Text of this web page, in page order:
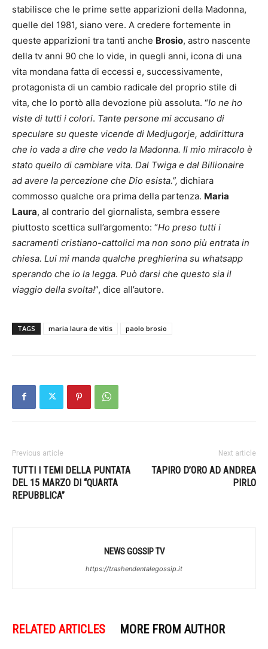
stabilisce che le prime sette apparizioni della Madonna,
quelle del 1981, siano vere. A credere fortemente in
queste apparizioni tra tanti anche Brosio, astro nascente
della tv anni 90 che lo vide, in quegli anni, icona di una
vita mondana fatta di eccessi e, successivamente,
protagonista di un cambio radicale del proprio stile di
vita, che lo portò alla devozione più assoluta. “Io ne ho
viste di tutti i colori. Tante persone mi accusano di
speculare su queste vicende di Medjugorje, addirittura
che io vada a dire che vedo la Madonna. Il mio miracolo è
stato quello di cambiare vita. Dal Twiga e dal Billionaire
ad avere la percezione che Dio esista.”, dichiara
commosso qualche ora prima della partenza. Maria
Laura, al contrario del giornalista, sembra essere
piuttosto scettica sull’argomento: “Ho preso tutti i
sacramenti cristiano-cattolici ma non sono più entrata in
chiesa. Lui mi manda qualche preghierina su whatsapp
sperando che io la legga. Può darsi che questo sia il
viaggio della svolta!”, dice all’autore.
TAGS maria laura de vitis paolo brosio
Previous article
TUTTI I TEMI DELLA PUNTATA
DEL 15 MARZO DI “QUARTA
REPUBBLICA”
Next article
TAPIRO D’ORO AD ANDREA
PIRLO
NEWS GOSSIP TV
https://trashendentalegossip.it
RELATED ARTICLES MORE FROM AUTHOR